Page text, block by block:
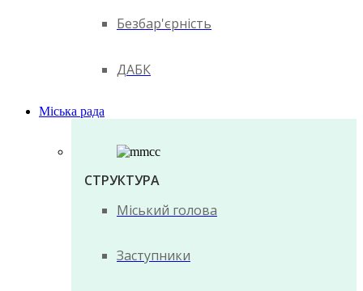
Безбар'єрність
ДАБК
Міська рада
СТРУКТУРА
Міський голова
Заступники